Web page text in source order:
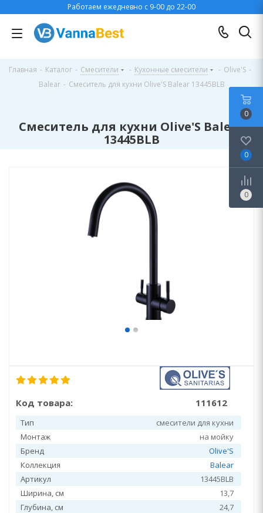
Работаем ежедневно с 9-00 до 22-00
Главная - Каталог - Смесители - Кухонные смесители - Olive'S -
Balear - Смеситель для кухни Olive'S Balear 13445BLB
Смеситель для кухни Olive'S Balear
13445BLB
Код товара: 111612
Тип
смесители для кухни
Монтаж
на мойку
Бренд
Olive'S
Коллекция
Balear
Артикул
13445BLB
Ширина, см
13,7
Глубина, см
24,7
0
0
0